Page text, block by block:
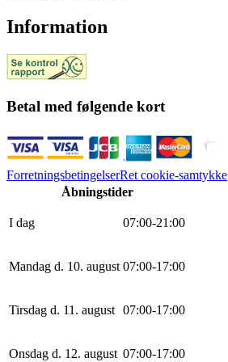
Information
Betal med følgende kort
ForretningsbetingelserRet cookie-samtykke
Åbningstider
I dag 07:00-21 :00
Mandag d. 10. august 07:00-17:00
Tirsdag d. 11. august 07:00-17:00
Onsdag d. 12. august 07:00-17:00